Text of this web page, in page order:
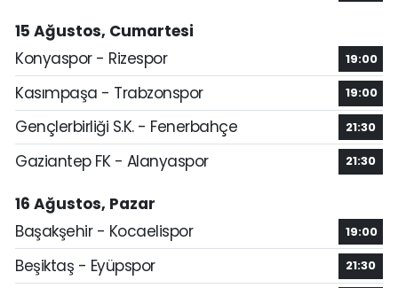
15 Ağustos, Cumartesi
Konyaspor - Rizespor
19:00
Kasımpaşa - Trabzonspor 19:00
Gençlerbirliği S.K. - Fenerbahçe 21:30
Gaziantep FK - Alanyaspor 21:30
16 Ağustos, Pazar
Başakşehir - Kocaelispor
19:00
Beşiktaş - Eyüpspor 21:30